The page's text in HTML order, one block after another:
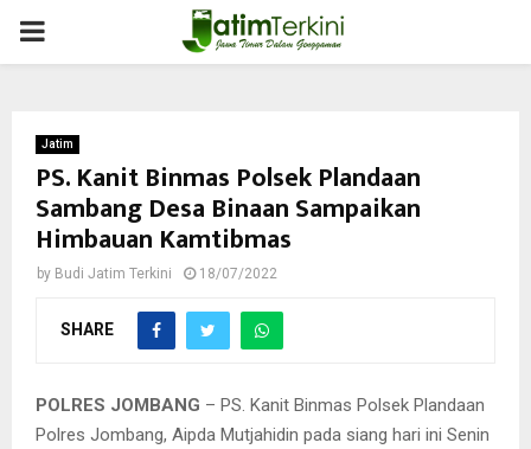
PRIMARY
Jatim
PS. Kanit Binmas Polsek Plandaan
Sambang Desa Binaan Sampaikan
Himbauan Kamtibmas
by Budi Jatim Terkini 18/07/2022
SHARE
POLRES JOMBANG – PS. Kanit Binmas Polsek Plandaan
Polres Jombang, Aipda Mutjahidin pada siang hari ini Senin